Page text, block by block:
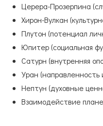
Церера-Прозерпина
Хирон-Вулкан
Плутон (потенциал
Юпитер (социальная
Сатурн (внутренняя
Уран (направленность
Нептун (духовные
Взаимодействие